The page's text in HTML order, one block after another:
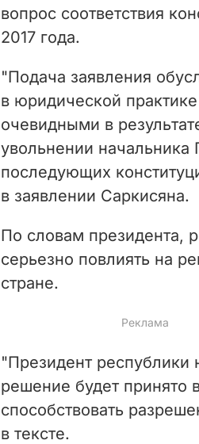
вопрос соответствия
2017 года.
"Подача заявления
в юридической
очевидными в
увольнении начальника
последующих
в заявлении Саркисяна.
По словам президента,
серьезно повлиять на
стране.
"Президент республики
решение будет принято
способствовать
в тексте.